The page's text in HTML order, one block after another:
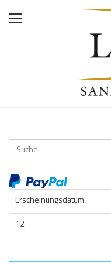
Home
Erscheinungsdatum
12